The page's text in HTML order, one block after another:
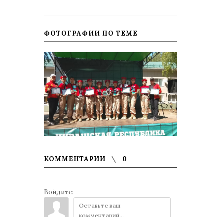
ФОТОГРАФИИ ПО ТЕМЕ
КОММЕНТАРИИ 0
Войдите: